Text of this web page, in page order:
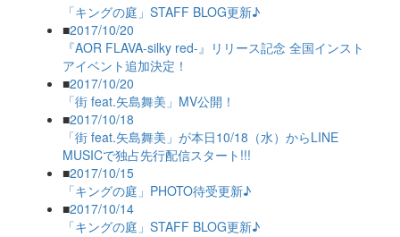
「キングの庭」STAFF BLOG更新♪
■2017/10/20
『AOR FLAVA-silky red-』リリース記念 全国インスト
アイベント追加決定！
■2017/10/20
「街 feat.矢島舞美」MV公開！
■2017/10/18
「街 feat.矢島舞美」が本日10/18（水）からLINE
MUSICで独占先行配信スタート!!!
■2017/10/15
「キングの庭」PHOTO待受更新♪
■2017/10/14
「キングの庭」STAFF BLOG更新♪